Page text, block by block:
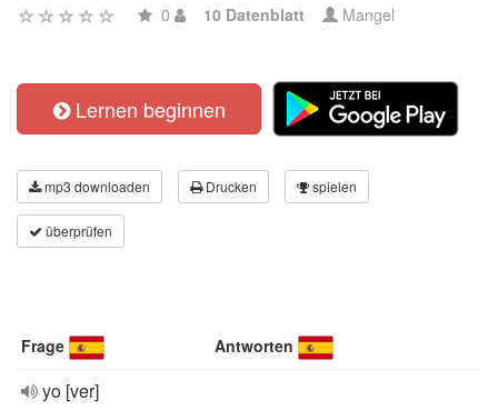
0 10 Datenblatt Mangel
Lernen beginnen
mp3 downloaden Drucken spielen
überprüfen
Frage Antworten
yo [ver]